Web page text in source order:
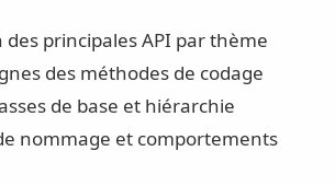
des principales API par thème
des méthodes de codage
de base et hiérarchie
nommage et comportements